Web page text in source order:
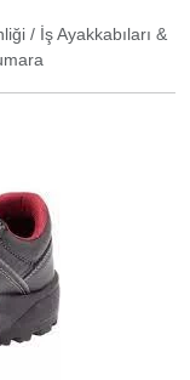
/ İş Ayakkabıları &